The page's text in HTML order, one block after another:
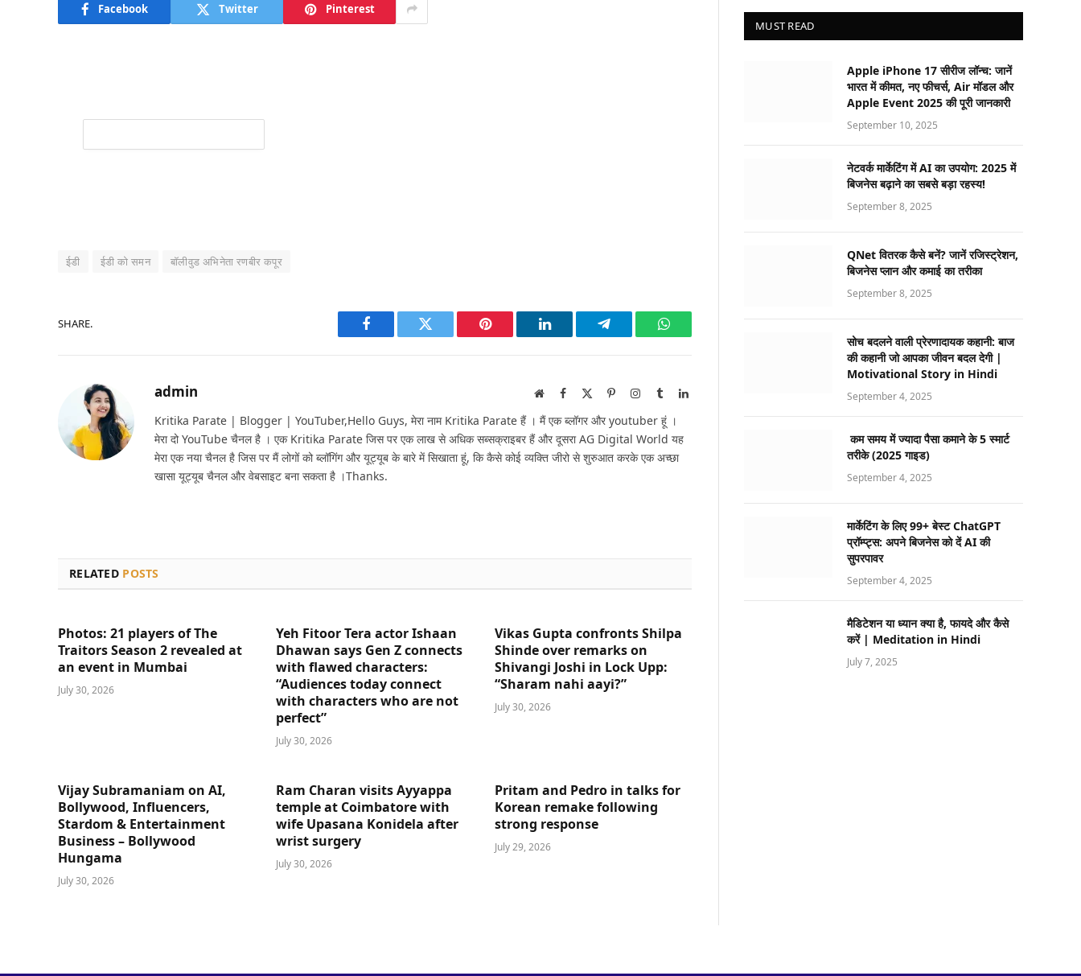
Facebook Twitter Pinterest
ईडी ईडी को समन बॉलीवुड अभिनेता रणबीर कपूर
SHARE.
Facebook Twitter Pinterest LinkedIn Telegram WhatsApp
admin WebsiteFacebook PinterestInstagram
TumblrLinkedIn
Kritika Parate | Blogger | YouTuber,Hello Guys, मेरा नाम Kritika Parate हैं । मैं एक ब्लॉगर और youtuber हूं ।
मेरा दो YouTube चैनल है । एक Kritika Parate जिस पर एक लाख से अधिक सब्सक्राइबर हैं और दूसरा AG Digital World यह
मेरा एक नया चैनल है जिस पर मैं लोगों को ब्लॉगिंग और यूट्यूब के बारे में सिखाता हूं, कि कैसे कोई व्यक्ति जीरो से शुरुआत करके एक अच्छा
खासा यूट्यूब चैनल और वेबसाइट बना सकता है ।Thanks.
RELATED POSTS
Photos: 21 players of The
Traitors Season 2 revealed at
an event in Mumbai
July 30, 2026
Yeh Fitoor Tera actor Ishaan
Dhawan says Gen Z connects
with flawed characters:
“Audiences today connect
with characters who are not
perfect”
July 30, 2026
Vikas Gupta confronts Shilpa
Shinde over remarks on
Shivangi Joshi in Lock Upp:
“Sharam nahi aayi?”
July 30, 2026
Vijay Subramaniam on AI,
Bollywood, Influencers,
Stardom & Entertainment
Business – Bollywood
Hungama
July 30, 2026
Ram Charan visits Ayyappa
temple at Coimbatore with
wife Upasana Konidela after
wrist surgery
July 30, 2026
Pritam and Pedro in talks for
Korean remake following
strong response
July 29, 2026
MUST READ
Apple iPhone 17 सीरीज लॉन्च: जानें
भारत में कीमत, नए फीचर्स, Air मॉडल और
Apple Event 2025 की पूरी जानकारी
September 10, 2025
नेटवर्क मार्केटिंग में AI का उपयोग: 2025 में
बिजनेस बढ़ाने का सबसे बड़ा रहस्य!
September 8, 2025
QNet वितरक कैसे बनें? जानें रजिस्ट्रेशन,
बिजनेस प्लान और कमाई का तरीका
September 8, 2025
सोच बदलने वाली प्रेरणादायक कहानी: बाज
की कहानी जो आपका जीवन बदल देगी |
Motivational Story in Hindi
September 4, 2025
कम समय में ज्यादा पैसा कमाने के 5 स्मार्ट
तरीके (2025 गाइड)
September 4, 2025
मार्केटिंग के लिए 99+ बेस्ट ChatGPT
प्रॉम्प्ट्स: अपने बिजनेस को दें AI की
सुपरपावर
September 4, 2025
मैडिटेशन या ध्यान क्या है, फायदे और कैसे
करें | Meditation in Hindi
July 7, 2025